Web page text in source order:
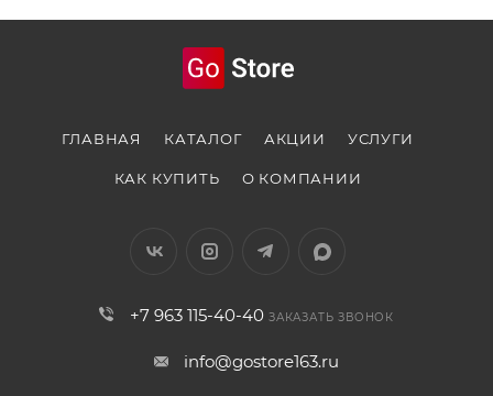
ГЛАВНАЯ КАТАЛОГ АКЦИИ УСЛУГИ
КАК КУПИТЬ О КОМПАНИИ
+7 963 115-40-40 ЗАКАЗАТЬ ЗВОНОК
info@gostore163.ru